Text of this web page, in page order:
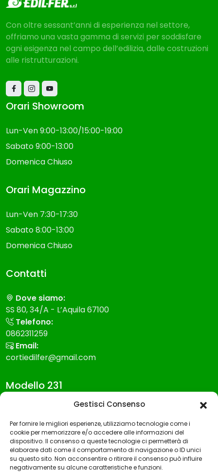
Gestisci Consenso
Per fornire le migliori esperienze, utilizziamo tecnologie come i
cookie per memorizzare e/o accedere alle informazioni del
dispositivo. Il consenso a queste tecnologie ci permetterà di
elaborare dati come il comportamento di navigazione o ID unici
su questo sito. Non acconsentire o ritirare il consenso può influire
negativamente su alcune caratteristiche e funzioni.
Con oltre sessant’anni di esperienza nel settore,
offriamo una vasta gamma di servizi per soddisfare
ogni esigenza nel campo dell’edilizia, dalle costruzioni
alle ristrutturazioni.
Orari Showroom
Lun-Ven 9:00-13:00/15:00-19:00
Sabato 9:00-13:00
Domenica Chiuso
Orari Magazzino
Lun-Ven 7:30-17:30
Sabato 8:00-13:00
Domenica Chiuso
Contatti
Dove siamo:
SS 80, 34/A - L’Aquila 67100
Telefono:
0862311259
Email:
cortiedilfer@gmail.com
Modello 231
Modello Organizzazione gestione e controllo
Codice etico
Whistleblowing